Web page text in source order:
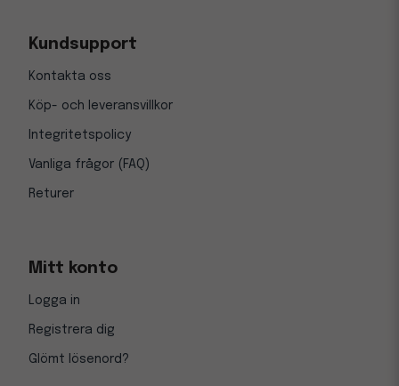
Kundsupport
Kontakta oss
Köp- och leveransvillkor
Integritetspolicy
Vanliga frågor (FAQ)
Returer
Mitt konto
Logga in
Registrera dig
Glömt lösenord?